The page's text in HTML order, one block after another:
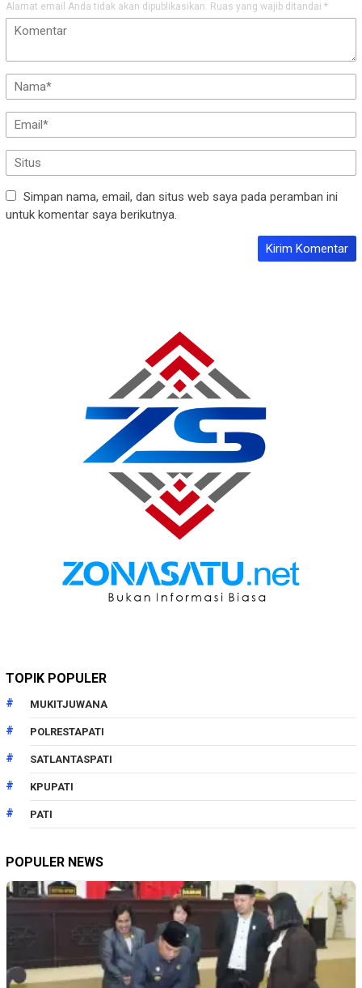
Alamat email Anda tidak akan dipublikasikan. Ruas yang wajib ditandai *
Simpan nama, email, dan situs web saya pada peramban ini
untuk komentar saya berikutnya.
TOPIK POPULER
MUKITJUWANA
POLRESTAPATI
SATLANTASPATI
KPUPATI
PATI
POPULER NEWS